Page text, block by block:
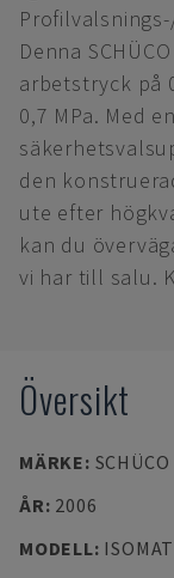
Denna
arbetstryck på
0,7 MPa. Med
den
ute efter
kan du
vi har till salu.
Översikt
MÄRKE: SCHÜCO
ÅR: 2006
MODELL: